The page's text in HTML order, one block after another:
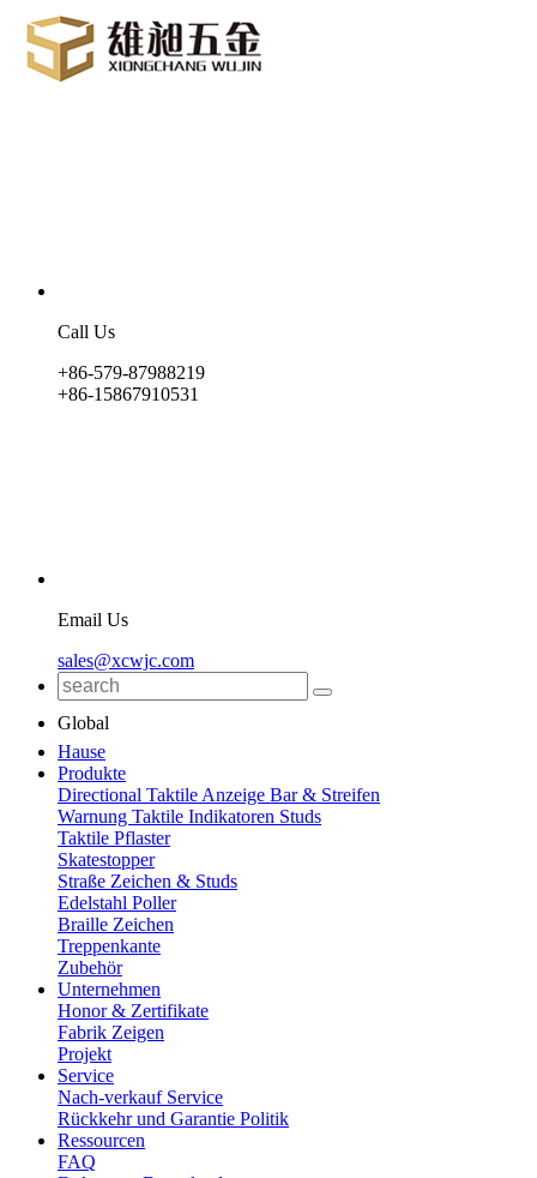
Call Us
+86-579-87988219
+86-15867910531
Email Us
sales@xcwjc.com
Global
Hause
Produkte
Directional Taktile Anzeige Bar & Streifen
Warnung Taktile Indikatoren Studs
Taktile Pflaster
Skatestopper
Straße Zeichen & Studs
Edelstahl Poller
Braille Zeichen
Treppenkante
Zubehör
Unternehmen
Honor & Zertifikate
Fabrik Zeigen
Projekt
Service
Nach-verkauf Service
Rückkehr und Garantie Politik
Ressourcen
FAQ